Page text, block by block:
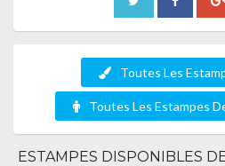
Toutes Les
Toutes Les Estampes
ESTAMPES DISPONIBLES